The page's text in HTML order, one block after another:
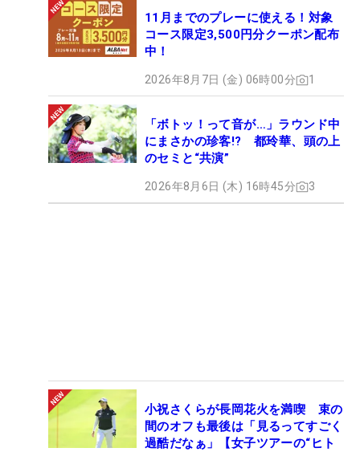
11月までのプレーに使える！対象
コース限定3,500円分クーポン配布
中！
2026年8月7日 (金) 06時00分 1
「ボトッ！って音が…」ラウンド中
にまさかの珍客!? 都玲華、頭の上
のセミと“共演”
2026年8月6日 (木) 16時45分 3
小祝さくらが長岡花火を満喫 束の
間のオフも最後は「見るってすごく
過酷だなぁ」【女子ツアーの“ヒト